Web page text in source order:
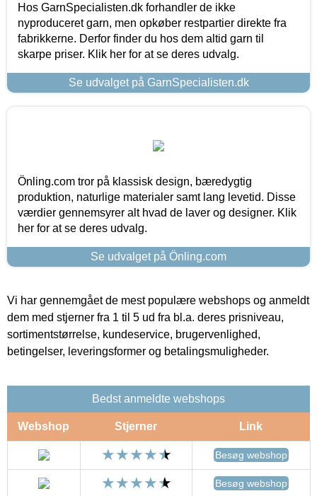
Hos GarnSpecialisten.dk forhandler de ikke
nyproduceret garn, men opkøber restpartier direkte fra
fabrikkerne. Derfor finder du hos dem altid garn til
skarpe priser. Klik her for at se deres udvalg.
Se udvalget på GarnSpecialisten.dk
Önling.com tror på klassisk design, bæredygtig
produktion, naturlige materialer samt lang levetid. Disse
værdier gennemsyrer alt hvad de laver og designer. Klik
her for at se deres udvalg.
Se udvalget på Önling.com
Vi har gennemgået de mest populære webshops og anmeldt
dem med stjerner fra 1 til 5 ud fra bl.a. deres prisniveau,
sortimentstørrelse, kundeservice, brugervenlighed,
betingelser, leveringsformer og betalingsmuligheder.
Bedst anmeldte webshops
Webshop Stjerner Link
Besøg webshop
Besøg webshop